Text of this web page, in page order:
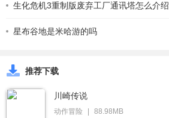
生化危机3重制版废弃工厂通讯塔怎么介绍
星布谷地是米哈游的吗
推荐下载
川崎传说
动作冒险
88.98MB